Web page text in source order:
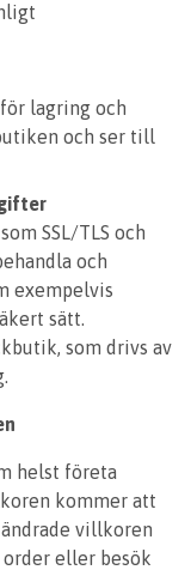
lagring och
och ser till
SSL/TLS och
och
exempelvis
sätt.
som drivs av
helst företa
kommer att
villkoren
order eller besök